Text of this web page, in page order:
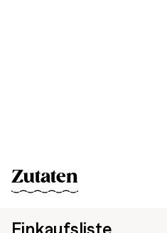
Zutaten